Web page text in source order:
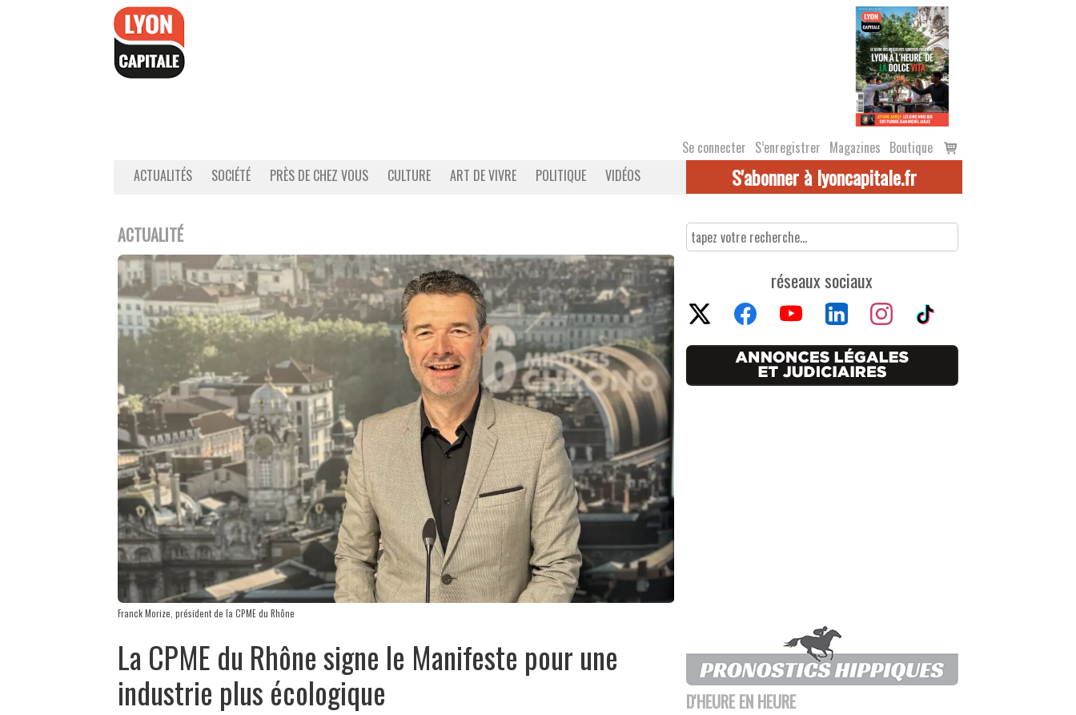
Se connecter S’enregistrer Magazines Boutique
Voir
le
ACTUALITÉS SOCIÉTÉ PRÈS DE CHEZ VOUS CULTURE ART DE VIVRE POLITIQUE VIDÉOS S'abonner à lyoncapitale.fr
ACTUALITÉ
Franck Morize, président de la CPME du Rhône
La CPME du Rhône signe le Manifeste pour une
industrie plus écologique
réseaux sociaux
D'HEURE EN HEURE